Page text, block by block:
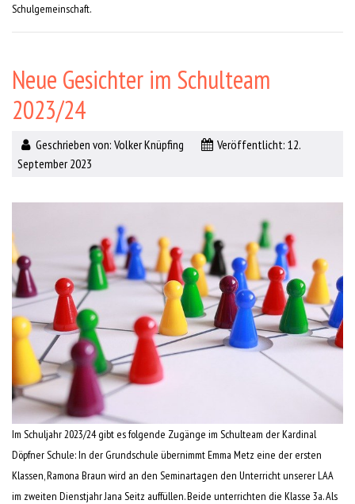
Schulgemeinschaft.
Neue Gesichter im Schulteam
2023/24
Geschrieben von: Volker Knüpfing
Veröffentlicht: 12.
September 2023
Im Schuljahr 2023/24 gibt es folgende Zugänge im Schulteam der Kardinal
Döpfner Schule: In der Grundschule übernimmt Emma Metz eine der ersten
Klassen, Ramona Braun wird an den Seminartagen den Unterricht unserer LAA
im zweiten Dienstjahr Jana Seitz auffüllen. Beide unterrichten die Klasse 3a. Als